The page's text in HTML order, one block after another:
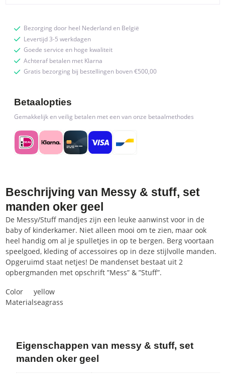
Bezorging door heel Nederland en België
Levertijd 3-5 werkdagen
Goede service en hoge kwaliteit
Achteraf betalen met Klarna
Gratis bezorging bij bestellingen boven €500,00
Betaalopties
Gemakkelijk en veilig betalen met een van onze betaalmethodes
Beschrijving van Messy & stuff, set
manden oker geel
De Messy/Stuff mandjes zijn een leuke aanwinst voor in de
baby of kinderkamer. Niet alleen mooi om te zien, maar ook
heel handig om al je spulletjes in op te bergen. Berg voortaan
speelgoed, kleding of accessoires op in deze stijlvolle manden.
Opgeruimd staat netjes! De mandenset bestaat uit 2
opbergmanden met opschrift ”Mess” & ”Stuff”.
Color
yellow
Materialseagrass
Eigenschappen van messy & stuff, set
manden oker geel